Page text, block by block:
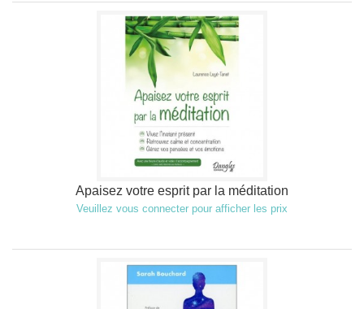
Apaisez votre esprit par la méditation
Veuillez vous connecter pour afficher les prix